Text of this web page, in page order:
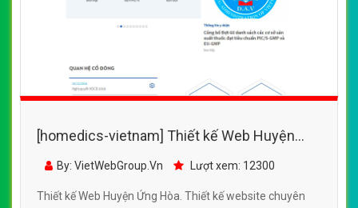
[homedics-vietnam] Thiết kế Web Huyện
Ứng Hòa -
By: VietWebGroup.Vn Lượt xem: 12300
Thiết kế Web Huyện Ứng Hòa. Thiết kế website chuyên